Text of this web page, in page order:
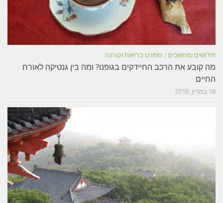
חידושים ומחשבים / ספורט בריאות וקורונה
מה קובע את הרכב החיידקים בגופנו? ומה בין גנטיקה לאורח
החיים
18 במרץ, 2018